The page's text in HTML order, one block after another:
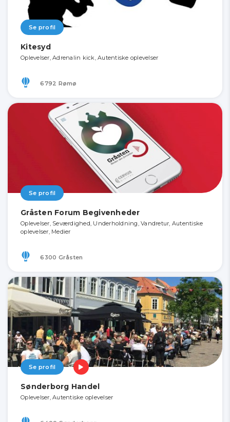
Se profil
Kitesyd
Oplevelser, Adrenalin kick, Autentiske oplevelser
6792 Rømø
Se profil
Gråsten Forum Begivenheder
Oplevelser, Seværdighed, Underholdning, Vandretur, Autentiske
oplevelser, Medier
6300 Gråsten
Se profil
Sønderborg Handel
Oplevelser, Autentiske oplevelser